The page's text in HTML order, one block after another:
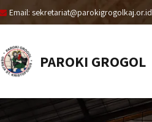
Email: sekretariat@parokigrogolkaj.or.id
PAROKI GROGOL